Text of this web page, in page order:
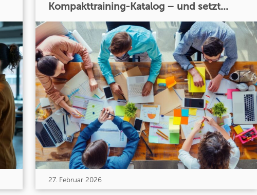
Kompakttraining-Katalog – und setzt...
27. Februar 2026